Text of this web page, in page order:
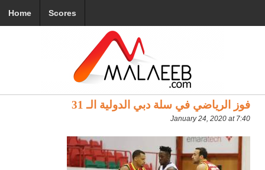
Home Scores
فوز الرياضي في سلة دبي الدولية الـ 31
January 24, 2020 at 7:40